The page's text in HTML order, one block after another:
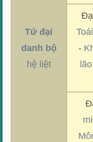
Tứ đại
danh bộ
hệ liệt
-